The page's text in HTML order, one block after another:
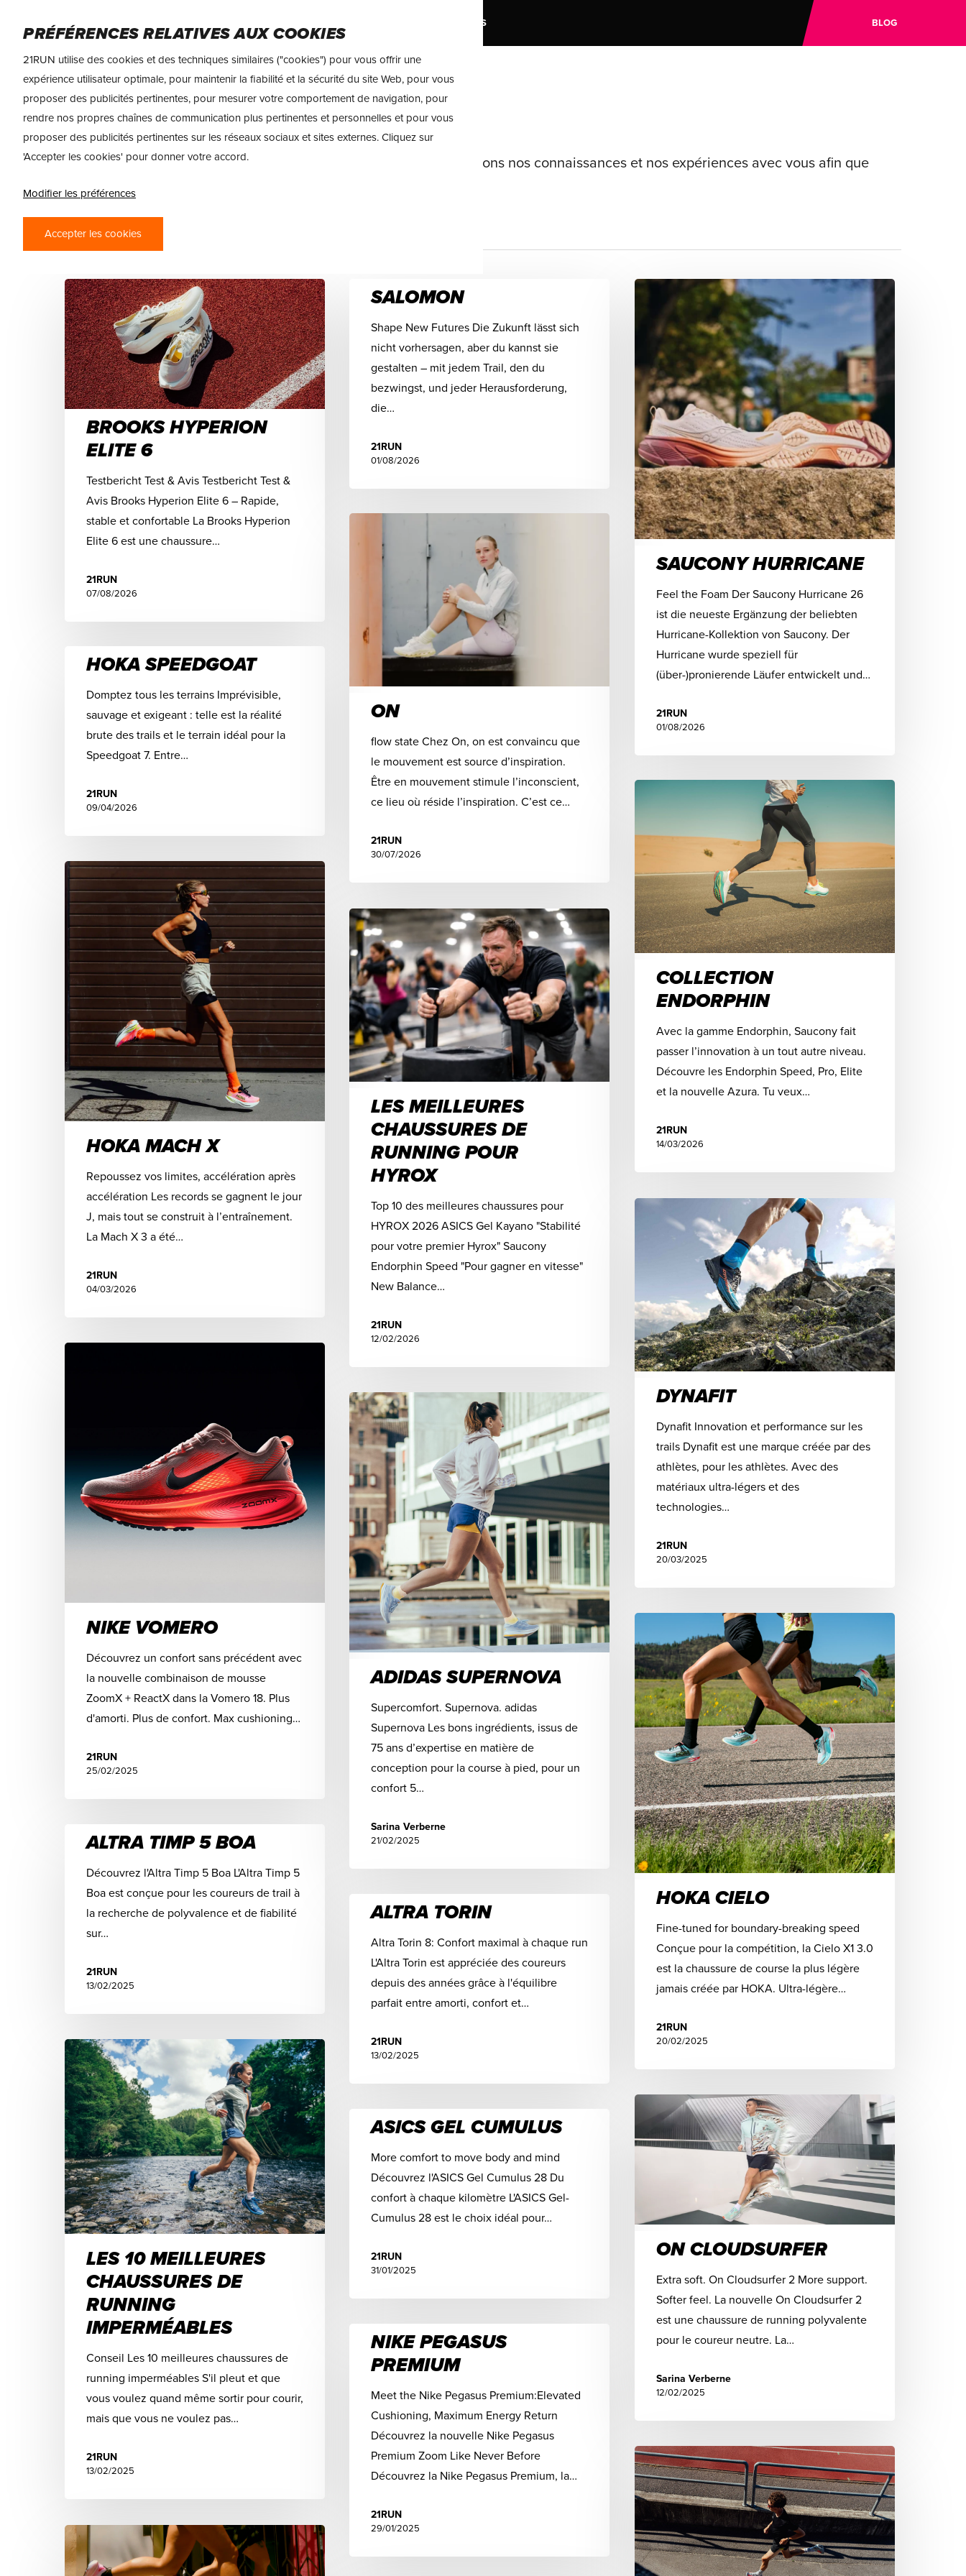
SOLDES BLOG
Category
CHAUSSURES RUNNING
Lisez tout sur les (dernières) chaussures de running ! Nous partageons nos connaissances et nos expériences avec vous afin que
BROOKS HYPERION
ELITE 6
Testbericht Test & Avis Testbericht Test &
Avis Brooks Hyperion Elite 6 – Rapide,
stable et confortable La Brooks Hyperion
Elite 6 est une chaussure…
21RUN
07/08/2026
SALOMON
Shape New Futures Die Zukunft lässt sich
nicht vorhersagen, aber du kannst sie
gestalten – mit jedem Trail, den du
bezwingst, und jeder Herausforderung,
die…
21RUN
01/08/2026
SAUCONY HURRICANE
Feel the Foam Der Saucony Hurricane 26
ist die neueste Ergänzung der beliebten
Hurricane-Kollektion von Saucony. Der
Hurricane wurde speziell für
(über-)pronierende Läufer entwickelt und…
21RUN
01/08/2026
ON
flow state Chez On, on est convaincu que
le mouvement est source d’inspiration.
Être en mouvement stimule l’inconscient,
ce lieu où réside l’inspiration. C’est ce…
21RUN
30/07/2026
HOKA SPEEDGOAT
Domptez tous les terrains Imprévisible,
sauvage et exigeant : telle est la réalité
brute des trails et le terrain idéal pour la
Speedgoat 7. Entre…
21RUN
09/04/2026
COLLECTION
ENDORPHIN
Avec la gamme Endorphin, Saucony fait
passer l’innovation à un tout autre niveau.
Découvre les Endorphin Speed, Pro, Elite
et la nouvelle Azura. Tu veux…
21RUN
14/03/2026
HOKA MACH X
Repoussez vos limites, accélération après
accélération Les records se gagnent le jour
J, mais tout se construit à l’entraînement.
La Mach X 3 a été…
21RUN
04/03/2026
LES MEILLEURES
CHAUSSURES DE
RUNNING POUR
HYROX
Top 10 des meilleures chaussures pour
HYROX 2026 ASICS Gel Kayano "Stabilité
pour votre premier Hyrox" Saucony
Endorphin Speed "Pour gagner en vitesse"
New Balance…
21RUN
12/02/2026
DYNAFIT
Dynafit Innovation et performance sur les
trails Dynafit est une marque créée par des
athlètes, pour les athlètes. Avec des
matériaux ultra-légers et des
technologies…
21RUN
20/03/2025
NIKE VOMERO
Découvrez un confort sans précédent avec
la nouvelle combinaison de mousse
ZoomX + ReactX dans la Vomero 18. Plus
d'amorti. Plus de confort. Max cushioning…
21RUN
25/02/2025
ADIDAS SUPERNOVA
Supercomfort. Supernova. adidas
Supernova Les bons ingrédients, issus de
75 ans d’expertise en matière de
conception pour la course à pied, pour un
confort 5…
Sarina Verberne
21/02/2025
HOKA CIELO
Fine-tuned for boundary-breaking speed
Conçue pour la compétition, la Cielo X1 3.0
est la chaussure de course la plus légère
jamais créée par HOKA. Ultra-légère…
21RUN
20/02/2025
ALTRA TIMP 5 BOA
Découvrez l'Altra Timp 5 Boa L'Altra Timp 5
Boa est conçue pour les coureurs de trail à
la recherche de polyvalence et de fiabilité
sur…
21RUN
13/02/2025
ALTRA TORIN
Altra Torin 8: Confort maximal à chaque run
L'Altra Torin est appréciée des coureurs
depuis des années grâce à l'équilibre
parfait entre amorti, confort et…
21RUN
13/02/2025
LES 10 MEILLEURES
CHAUSSURES DE
RUNNING
IMPERMÉABLES
Conseil Les 10 meilleures chaussures de
running imperméables S'il pleut et que
vous voulez quand même sortir pour courir,
mais que vous ne voulez pas…
21RUN
13/02/2025
ON CLOUDSURFER
Extra soft. On Cloudsurfer 2 More support.
Softer feel. La nouvelle On Cloudsurfer 2
est une chaussure de running polyvalente
pour le coureur neutre. La…
Sarina Verberne
12/02/2025
ASICS GEL CUMULUS
More comfort to move body and mind
Découvrez l'ASICS Gel Cumulus 28 Du
confort à chaque kilomètre L'ASICS Gel-
Cumulus 28 est le choix idéal pour…
21RUN
31/01/2025
NIKE PEGASUS
PREMIUM
Meet the Nike Pegasus Premium:Elevated
Cushioning, Maximum Energy Return
Découvrez la nouvelle Nike Pegasus
Premium Zoom Like Never Before
Découvrez la Nike Pegasus Premium, la…
21RUN
29/01/2025
PRÉFÉRENCES RELATIVES AUX COOKIES
21RUN utilise des cookies et des techniques similaires ("cookies") pour vous offrir une
expérience utilisateur optimale, pour maintenir la fiabilité et la sécurité du site Web, pour vous
proposer des publicités pertinentes, pour mesurer votre comportement de navigation, pour
rendre nos propres chaînes de communication plus pertinentes et personnelles et pour vous
proposer des publicités pertinentes sur les réseaux sociaux et sites externes. Cliquez sur
'Accepter les cookies' pour donner votre accord.
Modifier les préférences
Accepter les cookies